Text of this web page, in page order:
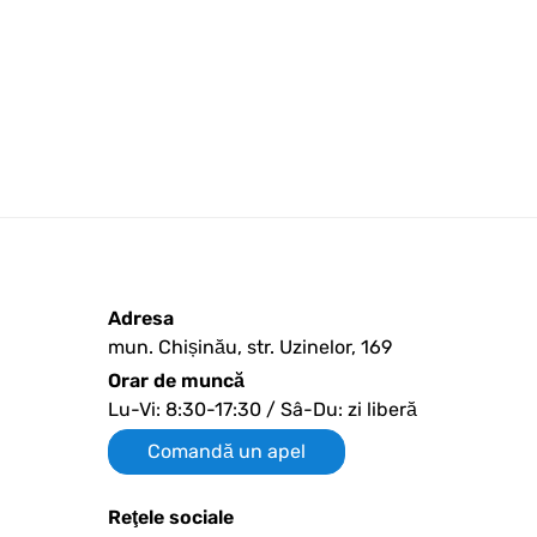
Adresa
mun. Chișinău, str. Uzinelor, 169
Orar de muncă
Lu-Vi: 8:30-17:30 / Sâ-Du: zi liberă
Comandă un apel
Reţele sociale